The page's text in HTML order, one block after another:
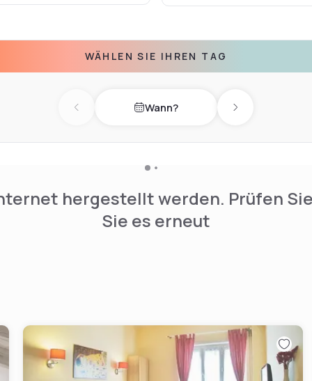
WÄHLEN SIE IHREN TAG
Previous day Wann? Next day
hergestellt werden. Prüfen
Sie es erneut